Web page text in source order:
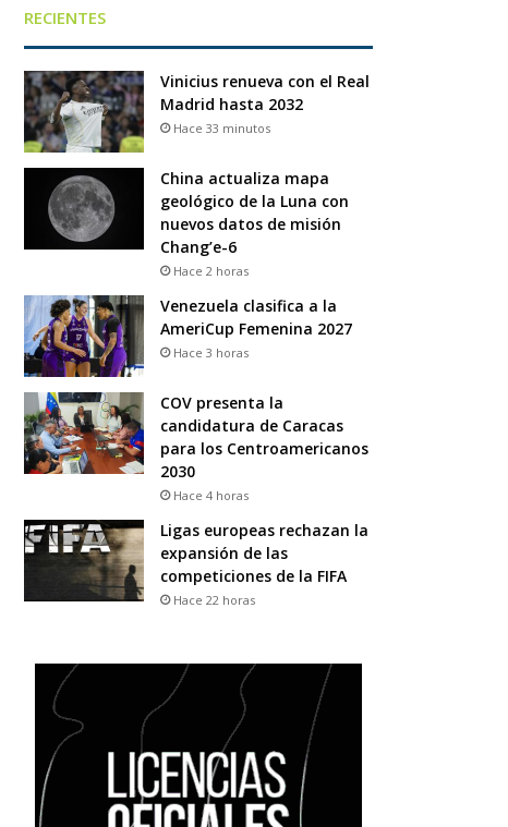
RECIENTES
Vinicius renueva con el Real
Madrid hasta 2032
Hace 33 minutos
China actualiza mapa
geológico de la Luna con
nuevos datos de misión
Chang’e-6
Hace 2 horas
Venezuela clasifica a la
AmeriCup Femenina 2027
Hace 3 horas
COV presenta la
candidatura de Caracas
para los Centroamericanos
2030
Hace 4 horas
Ligas europeas rechazan la
expansión de las
competiciones de la FIFA
Hace 22 horas